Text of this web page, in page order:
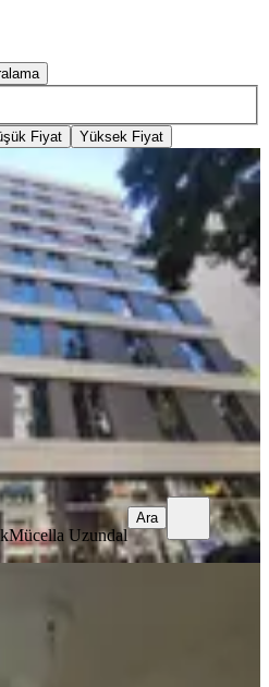
Fiyat Yüksek Fiyat
Bina Mithatpaşa Cd.
Ön Cephe 1+0
Mahallesi
m²·6. Kat·16.07.2026
₺
Mücella Uzundal
Ara
Kocatepe Yanı
Mahallesi